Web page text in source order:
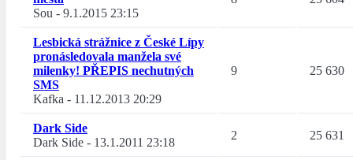
Sou - 9.1.2015 23:15
Lesbická strážnice z České Lípy
pronásledovala manžela své
milenky! PŘEPIS nechutných
SMS
Kafka - 11.12.2013 20:29
9 25 630
Dark Side
Dark Side - 13.1.2011 23:18
2 25 631